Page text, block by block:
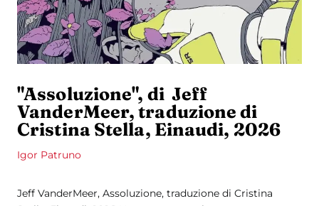
"Assoluzione", di Jeff
VanderMeer, traduzione di
Cristina Stella, Einaudi, 2026
Igor Patruno
Jeff VanderMeer, Assoluzione, traduzione di Cristina